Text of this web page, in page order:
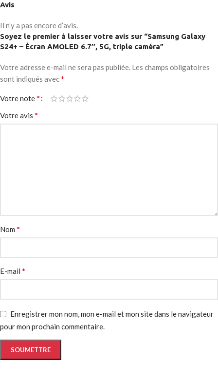
Avis
Il n’y a pas encore d’avis.
Soyez le premier à laisser votre avis sur “Samsung Galaxy
S24+ – Écran AMOLED 6.7’’, 5G, triple caméra”
Votre adresse e-mail ne sera pas publiée. Les champs obligatoires
sont indiqués avec*
Votre note*
Votre avis *
Nom *
E-mail *
Enregistrer mon nom, mon e-mail et mon site dans le navigateur
pour mon prochain commentaire.